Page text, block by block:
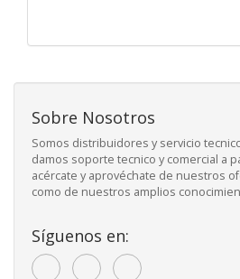
Sobre Nosotros
Somos distribuidores y servicio
damos soporte tecnico y comercial a
acércate y aprovéchate de nuestros
como de nuestros amplios
Síguenos en: